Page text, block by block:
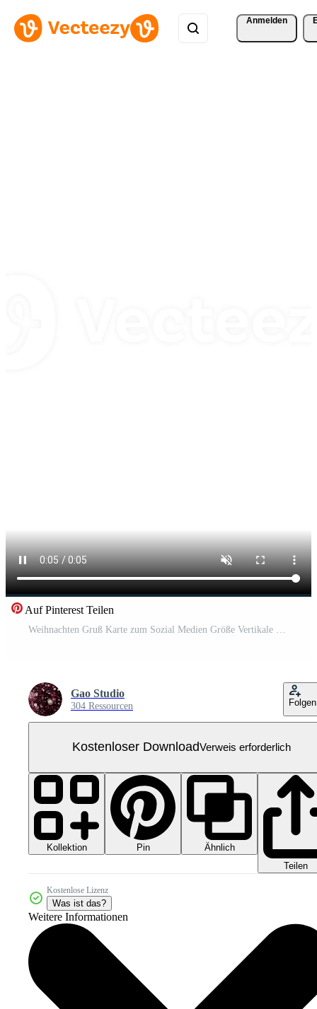
Anmelden
Auf Pinterest Teilen
Gao Studio
304 Ressourcen Folgen
Kostenloser DownloadVerweis erforderlich
Kollektion Pin
Ähnlich
Teilen
Kostenlose Lizenz
Was ist das?
Weitere Informationen